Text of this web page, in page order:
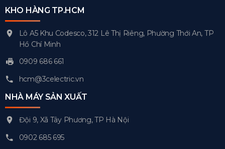
KHO HÀNG TP.HCM
Lô A5 Khu Codesco, 312 Lê Thị Riêng, Phường Thới An, TP
Hồ Chí Minh
0909 686 661
hcm@3celectric.vn
NHÀ MÁY SẢN XUẤT
Đội 9, Xã Tây Phương, TP Hà Nội
0902 685 695